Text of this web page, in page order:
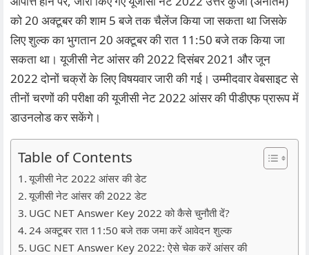
को 20 अक्टूबर की शाम 5 बजे तक चैलेंज किया जा सकता था जिसके
लिए शुल्क का भुगतान 20 अक्टूबर की रात 11:50 बजे तक किया जा
सकता था। यूजीसी नेट आंसर की 2022 दिसंबर 2021 और जून
2022 दोनों चक्रों के लिए विषयवार जारी की गई। उम्मीदवार वेबसाइट से
तीनों चरणों की परीक्षा की यूजीसी नेट 2022 आंसर की पीडीएफ प्रारूप में
डाउनलोड कर सकेंगे।
Table of Contents
यूजीसी नेट 2022 आंसर की डेट
यूजीसी नेट आंसर की 2022 डेट
UGC NET Answer Key 2022 को कैसे चुनौती दें?
24 अक्टूबर रात 11:50 बजे तक जमा करें आवेदन शुल्क
UGC NET Answer Key 2022: ऐसे चेक करें आंसर की